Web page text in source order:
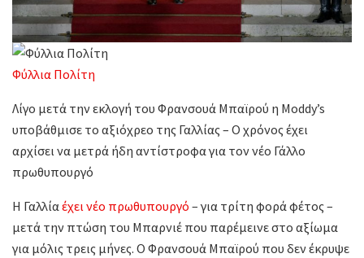
Φύλλια Πολίτη
Λίγο μετά την εκλογή του Φρανσουά Μπαϊρού η Moddy’s
υποβάθμισε το αξιόχρεο της Γαλλίας – Ο χρόνος έχει
αρχίσει να μετρά ήδη αντίστροφα για τον νέο Γάλλο
πρωθυπουργό
Η Γαλλίαέχει νέο πρωθυπουργό – για τρίτη φορά φέτος –
μετά την πτώση του Μπαρνιέ που παρέμεινε στο αξίωμα
για μόλις τρεις μήνες. Ο Φρανσουά Μπαϊρού που δεν έκρυψε